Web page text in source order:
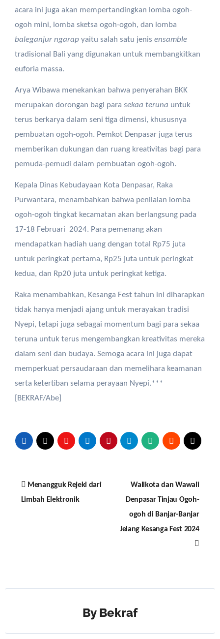
acara ini juga akan mempertandingkan lomba ogoh-
ogoh mini, lomba sketsa ogoh-ogoh, dan lomba
baleganjur ngarapyaitu salah satu jenis ensamble
tradisional Bali yang digunakan untuk membangkitkan
euforia massa.
Arya Wibawa menekankan bahwa penyerahan BKK
merupakan dorongan bagi para sekaa teruna untuk
terus berkarya dalam seni tiga dimensi, khususnya
pembuatan ogoh-ogoh. Pemkot Denpasar juga terus
memberikan dukungan dan ruang kreativitas bagi para
pemuda-pemudi dalam pembuatan ogoh-ogoh.
Kepala Dinas Kebudayaan Kota Denpasar, Raka
Purwantara, menambahkan bahwa penilaian lomba
ogoh-ogoh tingkat kecamatan akan berlangsung pada
17-18 Februari 2024. Para pemenang akan
mendapatkan hadiah uang dengan total Rp75 juta
untuk peringkat pertama, Rp25 juta untuk peringkat
kedua, dan Rp20 juta untuk peringkat ketiga.
Raka menambahkan, Kesanga Fest tahun ini diharapkan
tidak hanya menjadi ajang untuk merayakan tradisi
Nyepi, tetapi juga sebagai momentum bagi para sekaa
teruna untuk terus mengembangkan kreativitas mereka
dalam seni dan budaya. Semoga acara ini juga dapat
memperkuat persaudaraan dan memelihara keamanan
serta ketertiban selama perayaan Nyepi.***
[BEKRAF/Abe]
Post
navigation
Menangguk Rejeki dari
Limbah Elektronik
Walikota dan Wawali
Denpasar Tinjau Ogoh-
ogoh di Banjar-Banjar
Jelang Kesanga Fest 2024
By Bekraf